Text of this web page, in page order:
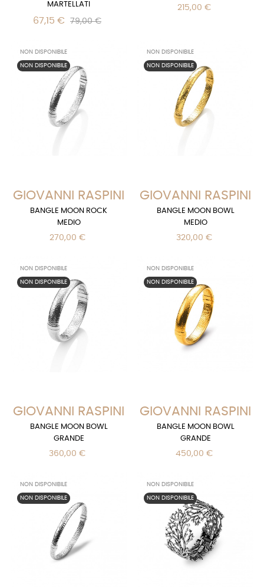
MARTELLATI
67,15 € 79,00 €
215,00 €
NON DISPONIBILE
NON DISPONIBILE
GIOVANNI RASPINI
BANGLE MOON ROCK
MEDIO
270,00 €
NON DISPONIBILE
NON DISPONIBILE
GIOVANNI RASPINI
BANGLE MOON BOWL
MEDIO
320,00 €
NON DISPONIBILE
NON DISPONIBILE
GIOVANNI RASPINI
BANGLE MOON BOWL
GRANDE
360,00 €
NON DISPONIBILE
NON DISPONIBILE
GIOVANNI RASPINI
BANGLE MOON BOWL
GRANDE
450,00 €
NON DISPONIBILE
NON DISPONIBILE
NON DISPONIBILE
NON DISPONIBILE